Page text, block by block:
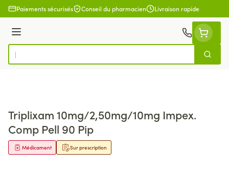
Aller au contenu
Paiements sécurisés Conseil du pharmacien Livraison rapide
Menu
Rechercher
Triplixam 10mg/2,50mg/10mg Impex.
Comp Pell 90 Pip
Sur prescription
Médicament